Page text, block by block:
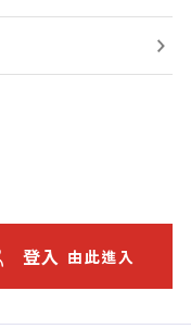
登入 由此進入